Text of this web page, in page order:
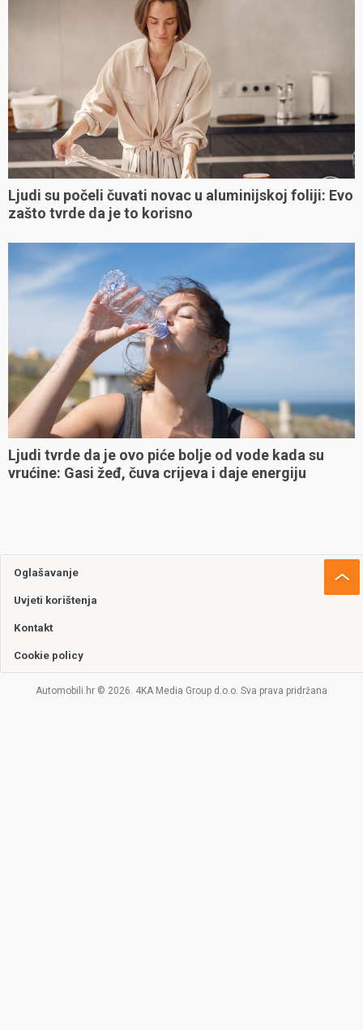
Ljudi su počeli čuvati novac u aluminijskoj foliji: Evo
zašto tvrde da je to korisno
Ljudi tvrde da je ovo piće bolje od vode kada su
vrućine: Gasi žeđ, čuva crijeva i daje energiju
Oglašavanje
Uvjeti korištenja
Kontakt
Cookie policy
Automobili.hr © 2026. 4KA Media Group d.o.o. Sva prava pridržana